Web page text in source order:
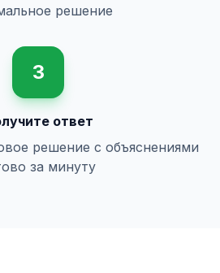
решение
3
ответ
решение с объяснениями
за минуту